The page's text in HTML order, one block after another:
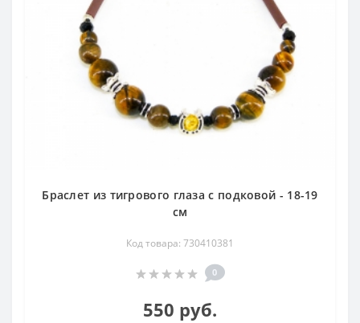
Браслет из тигрового глаза с подковой - 18-19
см
Код товара: 730410381
0
550 руб.